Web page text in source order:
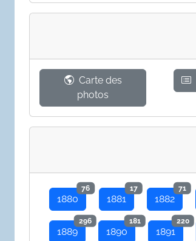
Carte des
photos
1880
76
1881
17
1882
71
1889
296
1890
181
1891
220